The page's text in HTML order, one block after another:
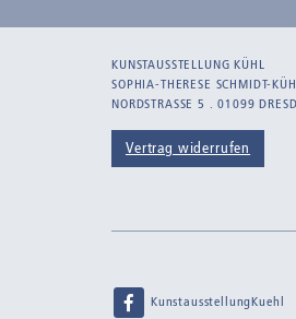
KUNSTAUSSTELLUNG KÜHL
SOPHIA-THERESE SCHMIDT-
NORDSTRASSE 5 . 01099
Vertrag widerrufen
KunstausstellungKuehl